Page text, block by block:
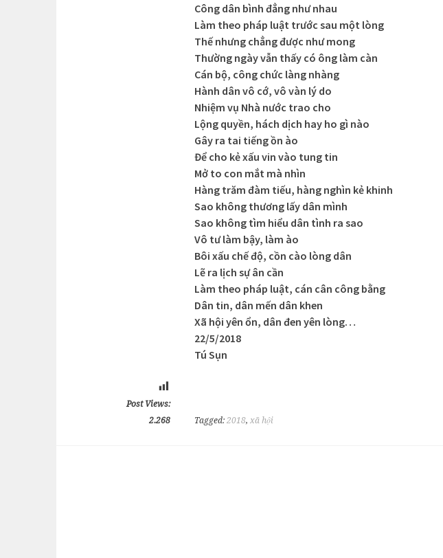
Công dân bình đẳng như nhau
Làm theo pháp luật trước sau một lòng
Thế nhưng chẳng được như mong
Thường ngày vẫn thấy có ông làm càn
Cán bộ, công chức làng nhàng
Hành dân vô cớ, vô vàn lý do
Nhiệm vụ Nhà nước trao cho
Lộng quyền, hách dịch hay ho gì nào
Gây ra tai tiếng ồn ào
Để cho kẻ xấu vin vào tung tin
Mở to con mắt mà nhìn
Hàng trăm đàm tiếu, hàng nghìn kẻ khinh
Sao không thương lấy dân mình
Sao không tìm hiểu dân tình ra sao
Vô tư làm bậy, làm ào
Bôi xấu chế độ, cồn cào lòng dân
Lẽ ra lịch sự ân cần
Làm theo pháp luật, cán cân công bằng
Dân tin, dân mến dân khen
Xã hội yên ổn, dân đen yên lòng…
22/5/2018
Tú Sụn
Post Views:
2.268
Tagged: 2018, xã hội